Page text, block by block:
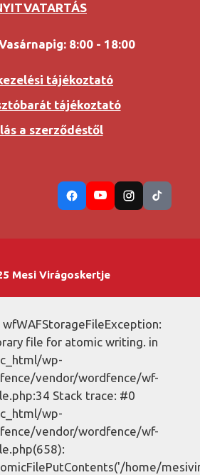
8:00 - 18:00
tájékoztató
tájékoztató
a szerződéstől
Mesi Virágoskertje
wfWAFStorageFileException:
file for atomic writing. in
wp-
vendor/wordfence/wf-
Stack trace: #0
wp-
vendor/wordfence/wf-
home/